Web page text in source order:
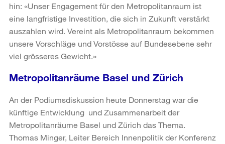
hin: «Unser Engagement für den Metropolitanraum ist
eine langfristige Investition, die sich in Zukunft verstärkt
auszahlen wird. Vereint als Metropolitanraum bekommen
unsere Vorschläge und Vorstösse auf Bundesebene sehr
viel grösseres Gewicht.»
Metropolitanräume Basel und Zürich
An der Podiumsdiskussion heute Donnerstag war die
künftige Entwicklung und Zusammenarbeit der
Metropolitanräume Basel und Zürich das Thema.
Thomas Minger, Leiter Bereich Innenpolitik der Konferenz